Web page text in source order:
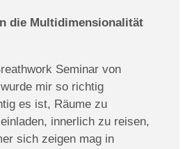
die Multidimensionalität
Seminar von
mir so richtig
es ist, Räume zu
innerlich zu reisen,
sich zeigen mag in